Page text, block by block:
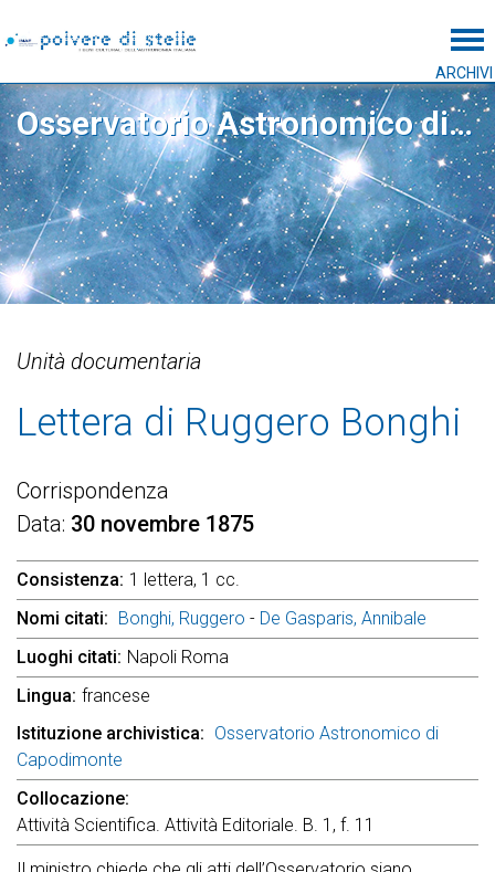
ARCHIVI
Osservatorio Astronomico di Capodimonte
Unità documentaria
Lettera di Ruggero Bonghi
Corrispondenza
Data 30 novembre 1875
Consistenza 1 lettera, 1 cc.
Nomi citati
Bonghi, Ruggero - De Gasparis, Annibale
Luoghi citati Napoli Roma
Lingua francese
Istituzione archivistica
Osservatorio Astronomico di
Capodimonte
Collocazione
Attività Scientifica. Attività Editoriale. B. 1, f. 11